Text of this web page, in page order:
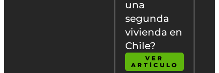
una
segunda
vivienda en
Chile?
VER
ARTÍCULO